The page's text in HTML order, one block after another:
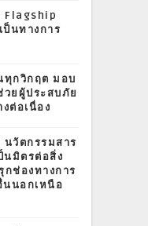
Flagship
ป็นทางการ
ทุกวิกฤต มอบ
วยผู้ประสบภัย
ต่อเนื่อง
นวัตกรรมสาร
นมิตรต่อสิ่ง
กช่องทางการ
นนอกเหนือ